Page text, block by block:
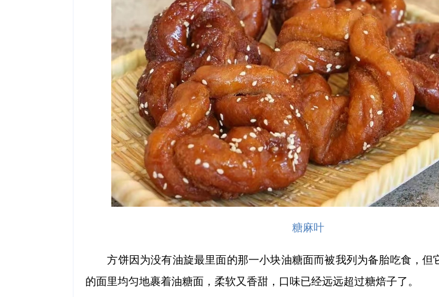
糖麻叶
方饼因为没有油旋最里面的那一小块油糖面而被我列为备胎吃食，但
的面里均匀地裹着油糖面，柔软又香甜，口味已经远远超过糖焙子了。